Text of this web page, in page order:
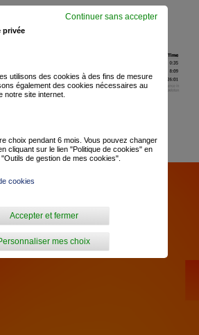
«
»
privée
utilisons des cookies à des fins de mesure
également des cookies nécessaires au
notre site internet.
choix pendant 6 mois. Vous pouvez changer
cliquant sur le lien "Politique de cookies" en
de gestion de mes cookies".
cookies
mes choix
Accepter et fermer
Continuer sans accepter